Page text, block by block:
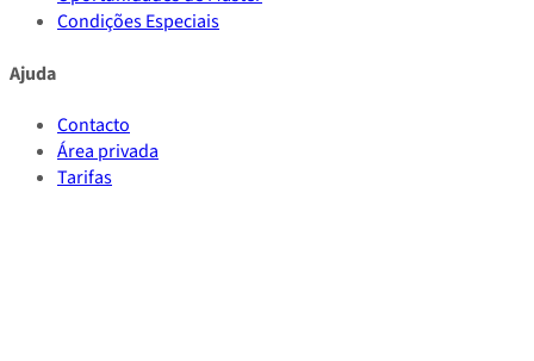
Condições Especiais
Ajuda
Contacto
Área privada
Tarifas